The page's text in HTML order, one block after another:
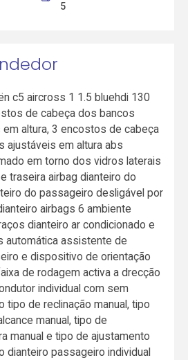
5
c5 aircross 1 1.5 bluehdi 130
de cabeça dos bancos
altura, 3 encostos de cabeça
ajustáveis em altura abs
em torno dos vidros laterais
traseira airbag dianteiro do
do passageiro desligável por
airbags 6 ambiente
dianteiro ar condicionado e
automática assistente de
e dispositivo de orientação
de rodagem activa a drecção
individual com sem
tipo de reclinação manual, tipo
manual, tipo de
manual e tipo de ajustamento
dianteiro passageiro individual